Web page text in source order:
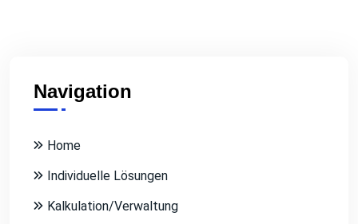
Navigation
Home
Individuelle Lösungen
Kalkulation/Verwaltung